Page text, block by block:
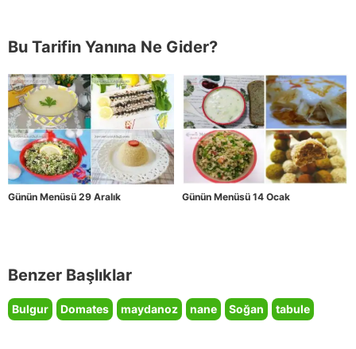
Bu Tarifin Yanına Ne Gider?
Günün Menüsü 29 Aralık Günün Menüsü 14 Ocak
Benzer Başlıklar
Bulgur Domates maydanoz nane Soğan tabule